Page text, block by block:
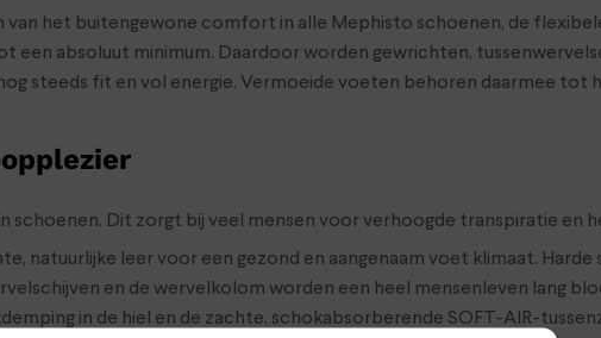
van het buitengewone comfort in alle Mephisto schoenen, de
een absoluut minimum. Daardoor worden gewrichten,
steeds fit en vol energie. Vermoeide voeten behoren daarmee tot
schoenen. Dit zorgt bij veel mensen voor verhoogde transpiratie en
natuurlijke leer voor een gezond en aangenaam voet klimaat.
en de wervelkolom worden een heel mensenleven lang
in de hiel en de zachte, schokabsorberende SOFT-AIR-